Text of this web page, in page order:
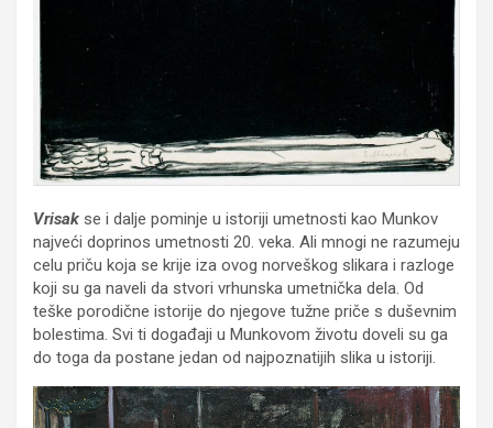
Vrisak se i dalje pominje u istoriji umetnosti kao Munkov
najveći doprinos umetnosti 20. veka. Ali mnogi ne razumeju
celu priču koja se krije iza ovog norveškog slikara i razloge
koji su ga naveli da stvori vrhunska umetnička dela. Od
teške porodične istorije do njegove tužne priče s duševnim
bolestima. Svi ti događaji u Munkovom životu doveli su ga
do toga da postane jedan od najpoznatijih slika u istoriji.